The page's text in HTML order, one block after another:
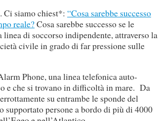
Ci siamo chiest*: “Cosa sarebbe successo
reale?Cosa sarebbe successo se le
di soccorso indipendente, attraverso la
civile in grado di far pressione sulle
Phone, una linea telefonica auto-
e che si trovano in difficoltà in mare. Da
su entrambe le sponde del
persone a bordo di più di 4000